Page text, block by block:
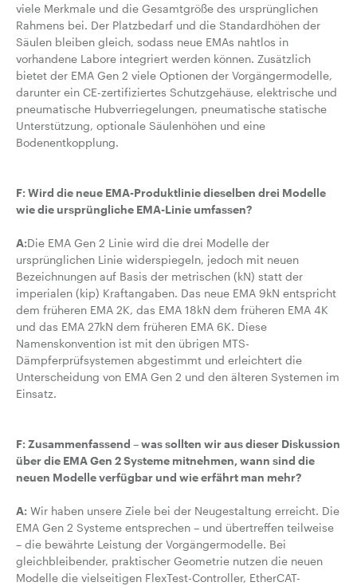
viele Merkmale und die Gesamtgröße des ursprünglichen
Rahmens bei. Der Platzbedarf und die Standardhöhen der
Säulen bleiben gleich, sodass neue EMAs nahtlos in
vorhandene Labore integriert werden können. Zusätzlich
bietet der EMA Gen 2 viele Optionen der Vorgängermodelle,
darunter ein CE-zertifiziertes Schutzgehäuse, elektrische und
pneumatische Hubverriegelungen, pneumatische statische
Unterstützung, optionale Säulenhöhen und eine
Bodenentkopplung.
F: Wird die neue EMA-Produktlinie dieselben drei Modelle
wie die ursprüngliche EMA-Linie umfassen?
A:Die EMA Gen 2 Linie wird die drei Modelle der
ursprünglichen Linie widerspiegeln, jedoch mit neuen
Bezeichnungen auf Basis der metrischen (kN) statt der
imperialen (kip) Kraftangaben. Das neue EMA 9kN entspricht
dem früheren EMA 2K, das EMA 18kN dem früheren EMA 4K
und das EMA 27kN dem früheren EMA 6K. Diese
Namenskonvention ist mit den übrigen MTS-
Dämpferprüfsystemen abgestimmt und erleichtert die
Unterscheidung von EMA Gen 2 und den älteren Systemen im
Einsatz.
F: Zusammenfassend – was sollten wir aus dieser Diskussion
über die EMA Gen 2 Systeme mitnehmen, wann sind die
neuen Modelle verfügbar und wie erfährt man mehr?
A: Wir haben unsere Ziele bei der Neugestaltung erreicht. Die
EMA Gen 2 Systeme entsprechen – und übertreffen teilweise
– die bewährte Leistung der Vorgängermodelle. Bei
gleichbleibender, praktischer Geometrie nutzen die neuen
Modelle die vielseitigen FlexTest-Controller, EtherCAT-